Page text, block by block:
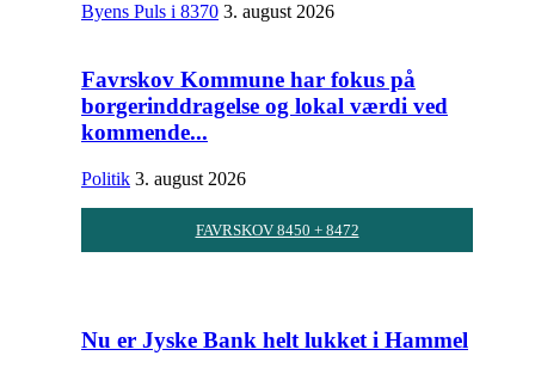
Byens Puls i 8370 3. august 2026
Favrskov Kommune har fokus på
borgerinddragelse og lokal værdi ved
kommende...
Politik 3. august 2026
FAVRSKOV 8450 + 8472
Nu er Jyske Bank helt lukket i Hammel